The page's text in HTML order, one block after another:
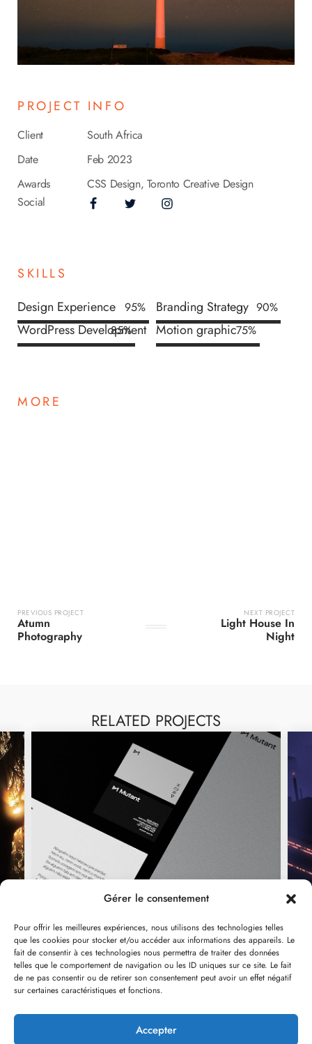
Gérer le consentement
Pour offrir les meilleures expériences, nous utilisons des technologies telles
que les cookies pour stocker et/ou accéder aux informations des appareils. Le
fait de consentir à ces technologies nous permettra de traiter des données
telles que le comportement de navigation ou les ID uniques sur ce site. Le fait
de ne pas consentir ou de retirer son consentement peut avoir un effet négatif
sur certaines caractéristiques et fonctions.
Accepter
PROJECT INFO
Client
South Africa
Date
Feb 2023
Awards
CSS Design, Toronto Creative Design
Social
SKILLS
95%
Design Experience
85%
WordPress Development
90%
Branding Strategy
75%
Motion graphic
MORE
PREVIOUS PROJECT
Atumn
Photography
NEXT PROJECT
Light House In
Night
RELATED PROJECTS
DESIGN
Interior Landing Page